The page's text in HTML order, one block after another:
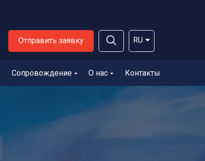
Отправить заявку RU
Сопровождение О нас Контакты